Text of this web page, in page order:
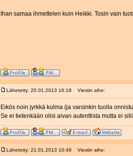
Ihan samaa ihmettelen kuin Heikki. Tosin vain
Lähetetty: 20.01.2013 16:18 Viestin aihe:
Eikös noin jyrkkä kulma (ja varsinkin tuolla
Se ei tietenkään olisi aivan autenttista mutta ei
Lähetetty: 21.01.2013 10:49 Viestin aihe: